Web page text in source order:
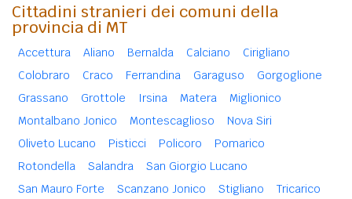
Cittadini stranieri dei comuni della
provincia di MT
Accettura Aliano Bernalda Calciano
Cirigliano
Colobraro
Craco Ferrandina Garaguso
Gorgoglione
Grassano
Grottole Irsina Matera
Miglionico
Montalbano Jonico
Montescaglioso
Nova Siri
Oliveto Lucano
Pisticci Policoro
Pomarico
Rotondella
Salandra
San Giorgio Lucano
San Mauro Forte
Scanzano Jonico Stigliano
Tricarico